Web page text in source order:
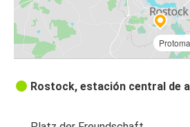
Rostock, estación central de